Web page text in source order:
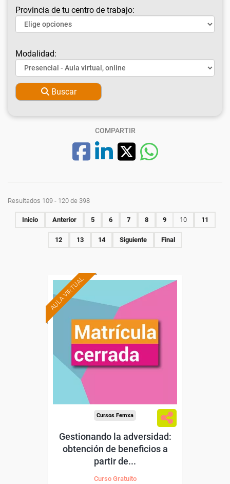
Provincia de tu centro de trabajo:
Modalidad:
Buscar
COMPARTIR
Resultados 109 - 120 de 398
Inicio Anterior 5 6 7 8 9 10 11
12 13 14 Siguiente Final
AULA VIRTUAL
Cursos Femxa
Gestionando la adversidad:
obtención de beneficios a
partir de...
Curso Gratuito